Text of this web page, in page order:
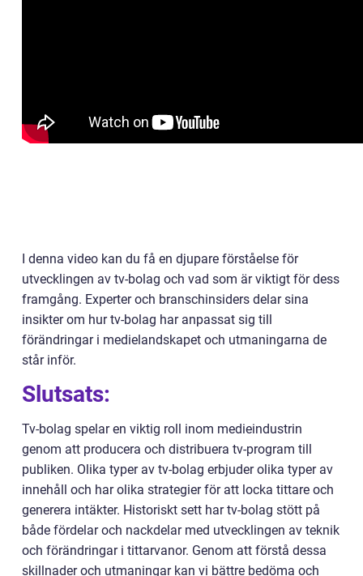
I denna video kan du få en djupare förståelse för
utvecklingen av tv-bolag och vad som är viktigt för dess
framgång. Experter och branschinsiders delar sina
insikter om hur tv-bolag har anpassat sig till
förändringar i medielandskapet och utmaningarna de
står inför.
Slutsats:
Tv-bolag spelar en viktig roll inom medieindustrin
genom att producera och distribuera tv-program till
publiken. Olika typer av tv-bolag erbjuder olika typer av
innehåll och har olika strategier för att locka tittare och
generera intäkter. Historiskt sett har tv-bolag stött på
både fördelar och nackdelar med utvecklingen av teknik
och förändringar i tittarvanor. Genom att förstå dessa
skillnader och utmaningar kan vi bättre bedöma och